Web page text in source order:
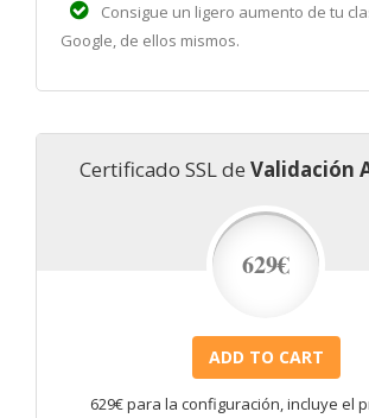
Consigue un ligero aumento de tu
Google, de ellos mismos.
Certificado SSL de Validación
629€
629€ para la configuración, incluye el